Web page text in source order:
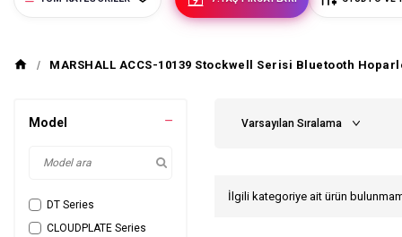
MARSHALL ACCS-10139 Stockwell Serisi Bluetooth
Model
DT Series
CLOUDPLATE Series
İlgili kategoriye ait ürün